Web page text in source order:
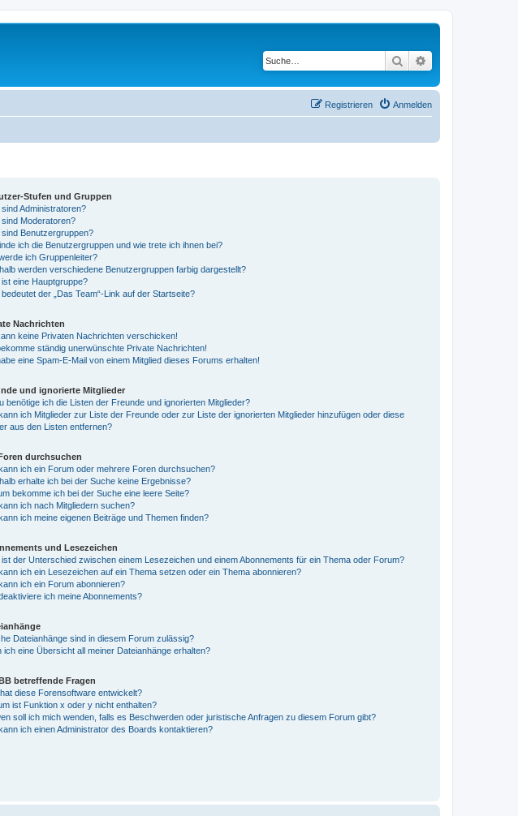
Suche
Anmelden
Registrieren
Stufen und Gruppen
Administratoren?
sind Moderatoren?
sind Benutzergruppen?
ich die Benutzergruppen und wie trete ich ihnen bei?
ich Gruppenleiter?
werden verschiedene Benutzergruppen farbig dargestellt?
eine Hauptgruppe?
der „Das Team“-Link auf der Startseite?
Nachrichten
keine Privaten Nachrichten verschicken!
ständig unerwünschte Private Nachrichten!
eine Spam-E-Mail von einem Mitglied dieses Forums erhalten!
und ignorierte Mitglieder
benötige ich die Listen der Freunde und ignorierten Mitglieder?
ich Mitglieder zur Liste der Freunde oder zur Liste der ignorierten Mitglieder hinzufügen oder diese
aus den Listen entfernen?
durchsuchen
ich ein Forum oder mehrere Foren durchsuchen?
erhalte ich bei der Suche keine Ergebnisse?
bekomme ich bei der Suche eine leere Seite?
ich nach Mitgliedern suchen?
ich meine eigenen Beiträge und Themen finden?
und Lesezeichen
ist der Unterschied zwischen einem Lesezeichen und einem Abonnements für ein Thema oder Forum?
ich ein Lesezeichen auf ein Thema setzen oder ein Thema abonnieren?
ich ein Forum abonnieren?
ich meine Abonnements?
Dateianhänge sind in diesem Forum zulässig?
ich eine Übersicht all meiner Dateianhänge erhalten?
betreffende Fragen
diese Forensoftware entwickelt?
ist Funktion x oder y nicht enthalten?
soll ich mich wenden, falls es Beschwerden oder juristische Anfragen zu diesem Forum gibt?
ich einen Administrator des Boards kontaktieren?